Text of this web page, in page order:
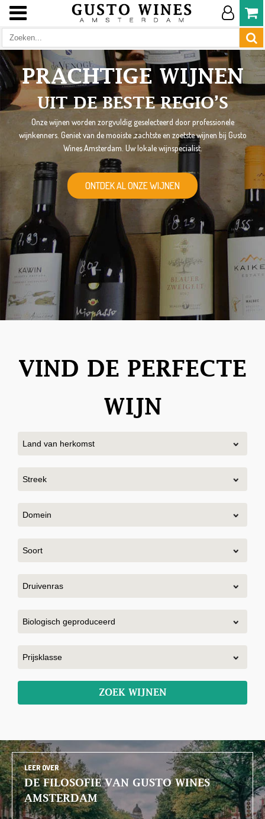
PRACHTIGE WIJNEN
UIT DE BESTE REGIO’S
Onze wijnen worden zorgvuldig geselecteerd door professionele
wijnkenners. Geniet van de mooiste ,zachtste en zoetste wijnen bij Gusto
Wines Amsterdam. Uw lokale wijnspecialist.
ONTDEK AL ONZE WIJNEN
VIND DE PERFECTE
WIJN
ZOEK WIJNEN
LEER OVER
DE FILOSOFIE VAN GUSTO WINES
AMSTERDAM